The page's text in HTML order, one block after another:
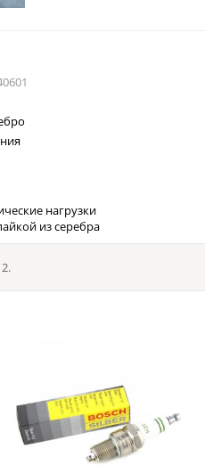
нагрузки
из серебра